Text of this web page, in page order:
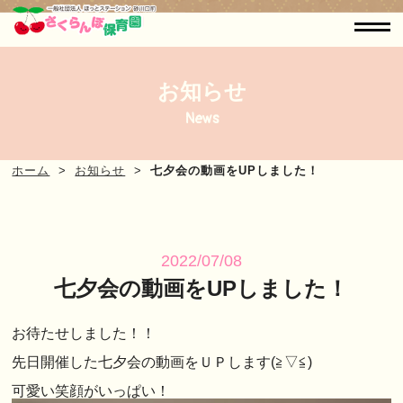
お知らせ
News
ホーム お知らせ 七夕会の動画をUPしました！
2022/07/08
七夕会の動画をUPしました！
お待たせしました！！
先日開催した七夕会の動画をＵＰします(≧▽≦)
可愛い笑顔がいっぱい！